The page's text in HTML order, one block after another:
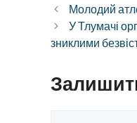
Молодий
У Тлумачі
зниклими